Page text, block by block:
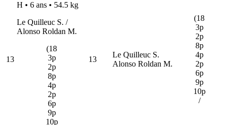
13
H • 6 ans • 54.5 kg
Le Quilleuc S. /
Alonso Roldan M.
(18
3p
2p
8p
4p
2p
6p
9p
10p
13
Le Quilleuc S.
Alonso Roldan M.
(18
3p
2p
8p
4p
2p
6p
9p
10p
/